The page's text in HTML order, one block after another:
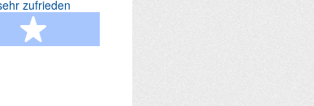
zufrieden
5 Sterne